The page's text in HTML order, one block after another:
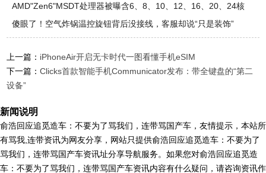
AMD"Zen6"MSDT处理器被曝含6、8、10、12、16、20、24核
款
傻眼了！空气炸锅温控旋钮背后没接线，客服却说“只是装饰”
上一篇： iPhoneAir开启无卡时代一图看懂手机eSIM
下一篇：Clicks首款智能手机Communicator发布：带全键盘的“第二
设备”
新闻说明
俞浩回应追觅造车：不要为了骂我们，连带骂国产车，友情提示，本站所
有骂我,连带资讯为网友分享，网站只提供俞浩回应追觅造车：不要为了
骂我们，连带骂国产车资讯址分享导航服务。如果您对俞浩回应追觅造
车：不要为了骂我们，连带骂国产车资讯内容有什么疑问，请咨询资讯作